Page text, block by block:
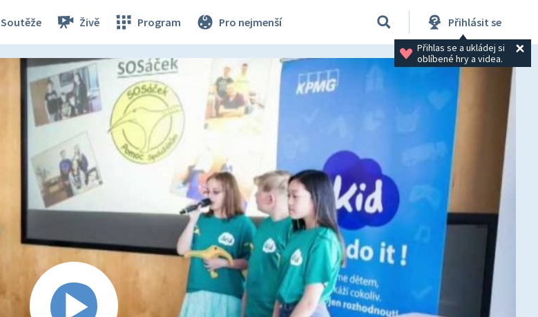
Soutěže Živě Program Pro nejmenší Přihlásit se
Přihlas se a ukládej si
oblíbené hry a videa.